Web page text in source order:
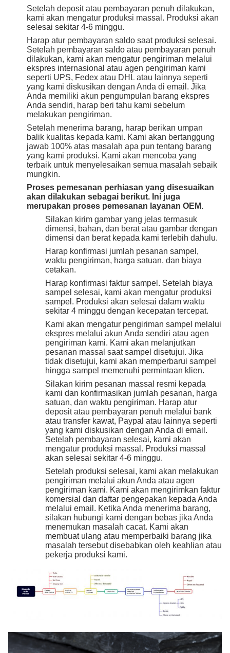
Setelah deposit atau pembayaran penuh dilakukan,
kami akan mengatur produksi massal. Produksi akan
selesai sekitar 4-6 minggu.
Harap atur pembayaran saldo saat produksi selesai.
Setelah pembayaran saldo atau pembayaran penuh
dilakukan, kami akan mengatur pengiriman melalui
ekspres internasional atau agen pengiriman kami
seperti UPS, Fedex atau DHL atau lainnya seperti
yang kami diskusikan dengan Anda di email. Jika
Anda memiliki akun pengumpulan barang ekspres
Anda sendiri, harap beri tahu kami sebelum
melakukan pengiriman.
Setelah menerima barang, harap berikan umpan
balik kualitas kepada kami. Kami akan bertanggung
jawab 100% atas masalah apa pun tentang barang
yang kami produksi. Kami akan mencoba yang
terbaik untuk menyelesaikan semua masalah sebaik
mungkin.
Proses pemesanan perhiasan yang disesuaikan
akan dilakukan sebagai berikut. Ini juga
merupakan proses pemesanan layanan OEM.
Silakan kirim gambar yang jelas termasuk
dimensi, bahan, dan berat atau gambar dengan
dimensi dan berat kepada kami terlebih dahulu.
Harap konfirmasi jumlah pesanan sampel,
waktu pengiriman, harga satuan, dan biaya
cetakan.
Harap konfirmasi faktur sampel. Setelah biaya
sampel selesai, kami akan mengatur produksi
sampel. Produksi akan selesai dalam waktu
sekitar 4 minggu dengan kecepatan tercepat.
Kami akan mengatur pengiriman sampel melalui
ekspres melalui akun Anda sendiri atau agen
pengiriman kami. Kami akan melanjutkan
pesanan massal saat sampel disetujui. Jika
tidak disetujui, kami akan memperbarui sampel
hingga sampel memenuhi permintaan klien.
Silakan kirim pesanan massal resmi kepada
kami dan konfirmasikan jumlah pesanan, harga
satuan, dan waktu pengiriman. Harap atur
deposit atau pembayaran penuh melalui bank
atau transfer kawat, Paypal atau lainnya seperti
yang kami diskusikan dengan Anda di email.
Setelah pembayaran selesai, kami akan
mengatur produksi massal. Produksi massal
akan selesai sekitar 4-6 minggu.
Setelah produksi selesai, kami akan melakukan
pengiriman melalui akun Anda atau agen
pengiriman kami. Kami akan mengirimkan faktur
komersial dan daftar pengepakan kepada Anda
melalui email. Ketika Anda menerima barang,
silakan hubungi kami dengan bebas jika Anda
menemukan masalah cacat. Kami akan
membuat ulang atau memperbaiki barang jika
masalah tersebut disebabkan oleh keahlian atau
pekerja produksi kami.